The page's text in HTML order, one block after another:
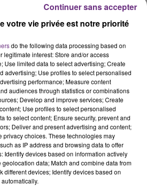
DE REIMS FERME
institutions du centre-ville
JouéClub est contraint de
21h08
21h08
votre vie privée est notre priorité
do the following data processing based on
legitimate interest: Store and/or access
Use limited data to select advertising; Create
advertising; Use profiles to select personalised
performance; Measure content
audiences through statistics or combinations
Develop and improve services; Create
Use profiles to select personalised
to select content; Ensure security, prevent and
Deliver and present advertising and content;
privacy choices. These technologies may
as IP address and browsing data to offer
Identify devices based on information actively
data; Match and combine data from
different devices; Identify devices based on
Continuer sans accepter